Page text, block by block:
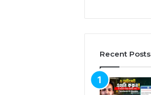
Recent Posts